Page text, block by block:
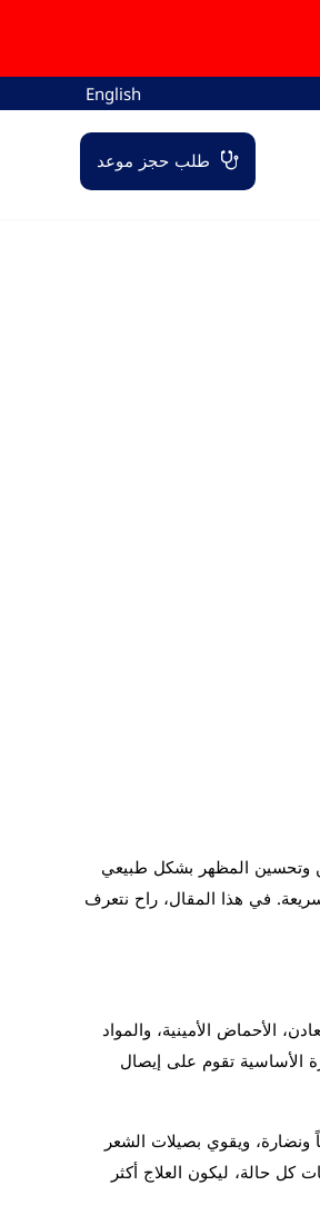
English
طلب حجز موعد
وتحسين المظهر بشكل طبيعي
في هذا المقال، راح نتعرف
الأحماض الأمينية، والمواد
الأساسية تقوم على إيصال
ونضارة، ويقوي بصيلات الشعر
حالة، ليكون العلاج أكثر